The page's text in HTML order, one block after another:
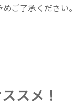
ご了承ください。
スメ！